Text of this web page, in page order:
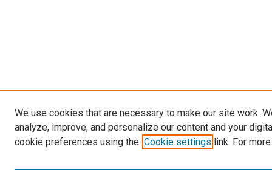
We use cookies that are necessary to make our site work.
analyze, improve, and personalize our content and your
cookie preferences using the Cookie settings link. For